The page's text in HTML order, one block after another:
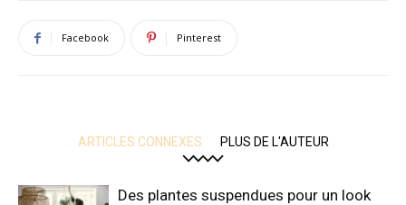
Facebook Pinterest
ARTICLES CONNEXES PLUS DE L'AUTEUR
Des plantes suspendues pour un look